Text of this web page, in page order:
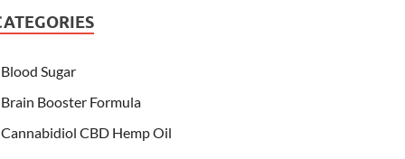
Blood Sugar
Brain Booster Formula
Cannabidiol CBD Hemp Oil